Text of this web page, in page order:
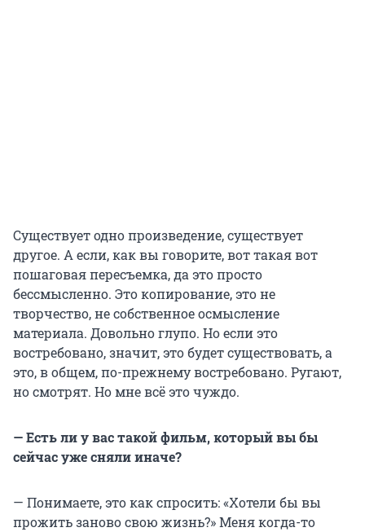
Существует одно произведение, существует
другое. А если, как вы говорите, вот такая вот
пошаговая пересъемка, да это просто
бессмысленно. Это копирование, это не
творчество, не собственное осмысление
материала. Довольно глупо. Но если это
востребовано, значит, это будет существовать, а
это, в общем, по-прежнему востребовано. Ругают,
но смотрят. Но мне всё это чуждо.
— Есть ли у вас такой фильм, который вы бы
сейчас уже сняли иначе?
— Понимаете, это как спросить: «Хотели бы вы
прожить заново свою жизнь?» Меня когда-то